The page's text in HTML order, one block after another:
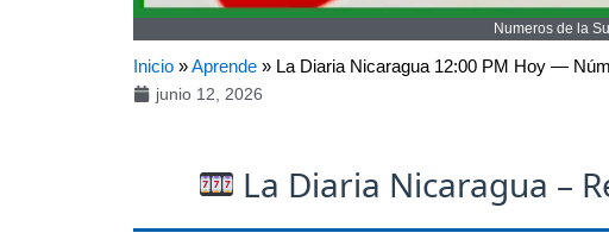
Numeros de la
Inicio »Aprende » La Diaria Nicaragua 12:00 PM Hoy —
junio 12, 2026
La Diaria Nicaragua –